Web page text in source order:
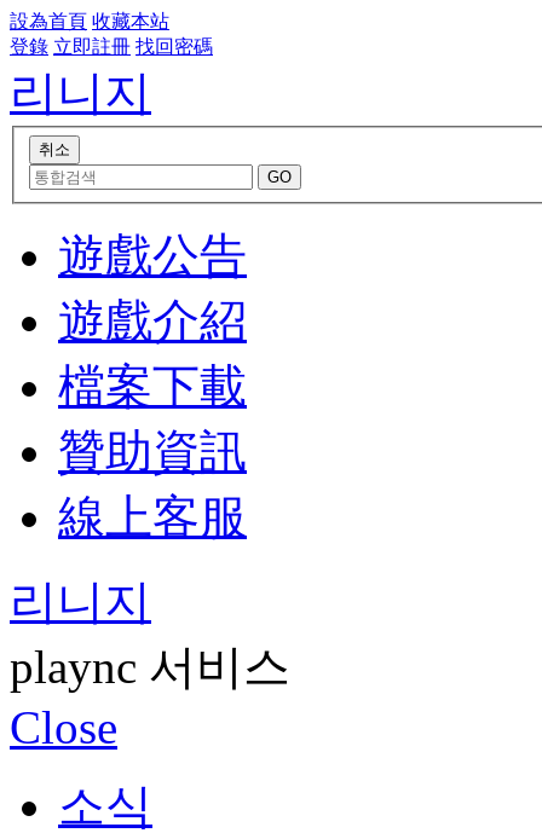
設為首頁 收藏本站
登錄 立即註冊 找回密碼
리니지
遊戲公告
遊戲介紹
檔案下載
贊助資訊
線上客服
리니지
plaync 서비스
Close
소식